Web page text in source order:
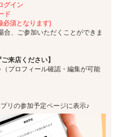
グイン
ド
須となります)
、ご参加いただくことができま
来店ください】
プロフィール確認・編集が可能
リの参加予定ページに表示♪